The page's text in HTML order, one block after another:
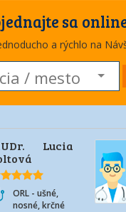
sa
a rýchlo na
Lucia
ORL - ušné,
nosné, krčné